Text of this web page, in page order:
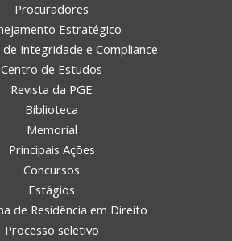
Procuradores
Estratégico
Integridade e Compliance
Centro de Estudos
Revista da PGE
Biblioteca
Memorial
Principais Ações
Concursos
Estágios
de Residência em Direito
Processo seletivo